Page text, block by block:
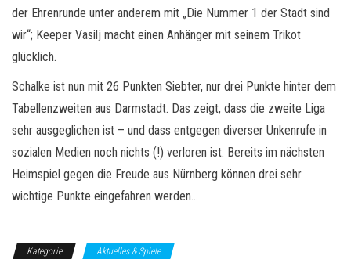
der Ehrenrunde unter anderem mit „Die Nummer 1 der Stadt sind
wir“; Keeper Vasilj macht einen Anhänger mit seinem Trikot
glücklich.
Schalke ist nun mit 26 Punkten Siebter, nur drei Punkte hinter dem
Tabellenzweiten aus Darmstadt. Das zeigt, dass die zweite Liga
sehr ausgeglichen ist – und dass entgegen diverser Unkenrufe in
sozialen Medien noch nichts (!) verloren ist. Bereits im nächsten
Heimspiel gegen die Freude aus Nürnberg können drei sehr
wichtige Punkte eingefahren werden…
Kategorie Aktuelles & Spiele